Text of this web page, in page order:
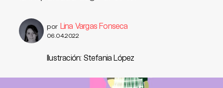
por Lina Vargas Fonseca
06.04.2022
Ilustración: Stefania López